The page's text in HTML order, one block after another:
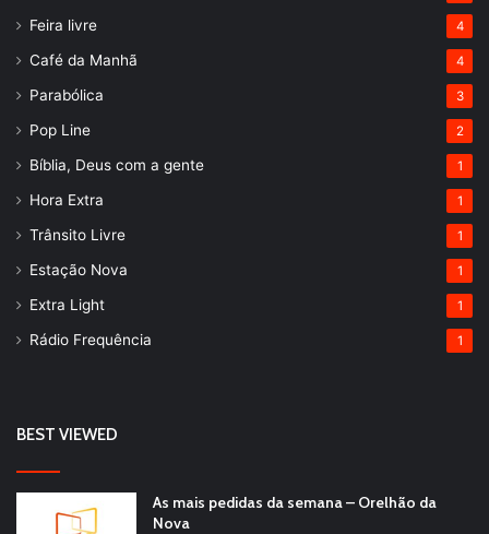
Feira livre 4
Café da Manhã 4
Parabólica 3
Pop Line 2
Bíblia, Deus com a gente 1
Hora Extra 1
Trânsito Livre 1
Estação Nova 1
Extra Light 1
Rádio Frequência 1
BEST VIEWED
As mais pedidas da semana – Orelhão da
Nova